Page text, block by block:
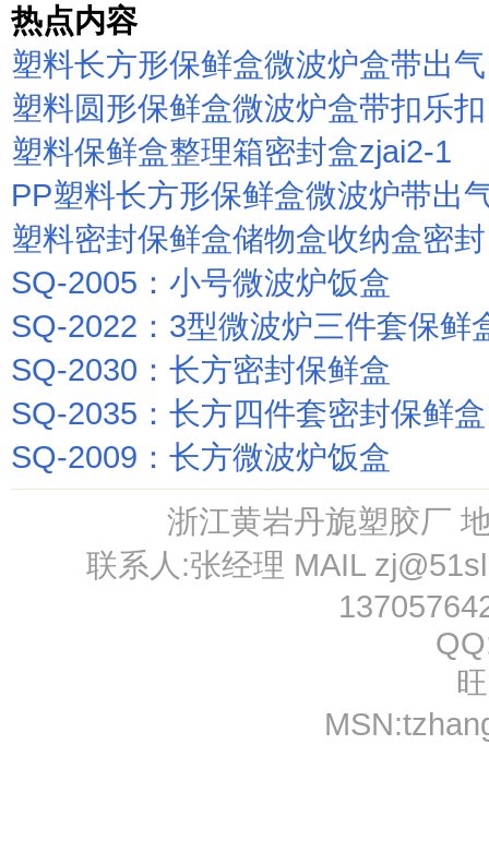
热点内容
塑料长方形保鲜盒微波炉盒带出气
塑料圆形保鲜盒微波炉盒带扣乐扣
塑料保鲜盒整理箱密封盒zjai2-1
PP塑料长方形保鲜盒微波炉带出
塑料密封保鲜盒储物盒收纳盒密封
SQ-2005：小号微波炉饭盒
SQ-2022：3型微波炉三件套保鲜
SQ-2030：长方密封保鲜盒
SQ-2035：长方四件套密封保鲜盒
SQ-2009：长方微波炉饭盒
浙江黄岩丹旎塑胶厂
联系人:张经理 MAIL
MSN: